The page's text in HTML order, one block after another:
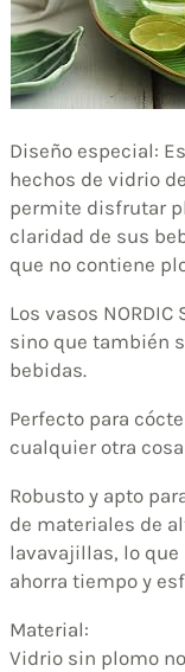
Diseño especial:
hechos de vidrio
permite disfrutar
claridad de sus
que no contiene
Los vasos
sino que también
bebidas.
Perfecto para
cualquier otra
Robusto y apto
de materiales de
lavavajillas, lo
ahorra tiempo y
Material:
Vidrio sin plomo